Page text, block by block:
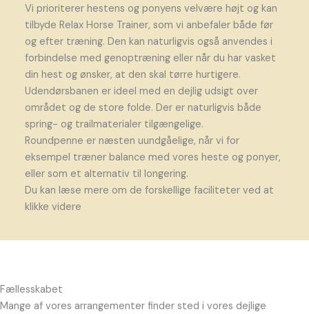
Vi prioriterer hestens og ponyens velvære højt og kan
tilbyde Relax Horse Trainer, som vi anbefaler både før
og efter træning. Den kan naturligvis også anvendes i
forbindelse med genoptræning eller når du har vasket
din hest og ønsker, at den skal tørre hurtigere.
Udendørsbanen er ideel med en dejlig udsigt over
området og de store folde. Der er naturligvis både
spring- og trailmaterialer tilgængelige.
Roundpenne er næsten uundgåelige, når vi for
eksempel træner balance med vores heste og ponyer,
eller som et alternativ til longering.
Du kan læse mere om de forskellige faciliteter ved at
klikke videre
Fællesskabet
Mange af vores arrangementer finder sted i vores dejlige